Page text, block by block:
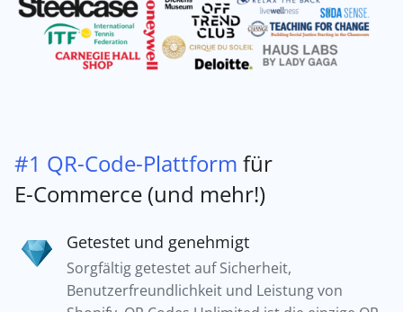
#1 QR-Code-Plattform für
E-Commerce (und mehr!)
Getestet und genehmigt
Sorgfältig getestet auf Sicherheit,
Benutzerfreundlichkeit und Leistung von